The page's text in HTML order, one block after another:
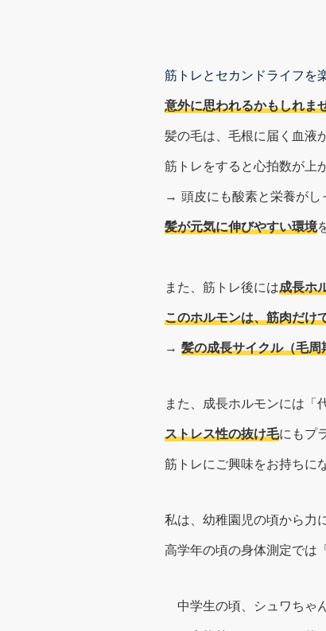
筋トレとセカンドライフを
意外に思われるかもしれま
髪の毛は、毛根に届く血液
筋トレをすると心拍数が上
→ 頭皮にも酸素と栄養がし
髪が元気に伸びやすい環境
また、筋トレ後には成長ホ
このホルモンは、筋肉だけ
→ 髪の成長サイクル（毛周
また、成長ホルモンには「
ストレス性の抜け毛にもプ
筋トレにご興味をお持ちに
私は、幼稚園児の頃から力
高学年の頃の身体測定では
中学生の頃、シュワちゃ